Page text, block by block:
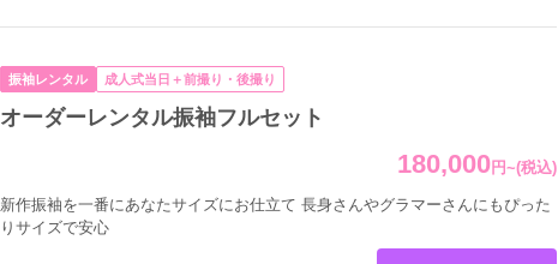
振袖レンタル 成人式当日＋前撮り・後撮り
オーダーレンタル振袖フルセット
180,000 円~(税込)
新作振袖を一番にあなたサイズにお仕立て 長身さんやグラマーさんにもぴった
りサイズで安心